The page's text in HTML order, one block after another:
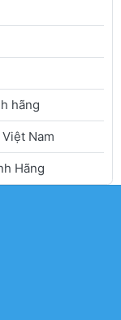
hãng
Nam
Hãng